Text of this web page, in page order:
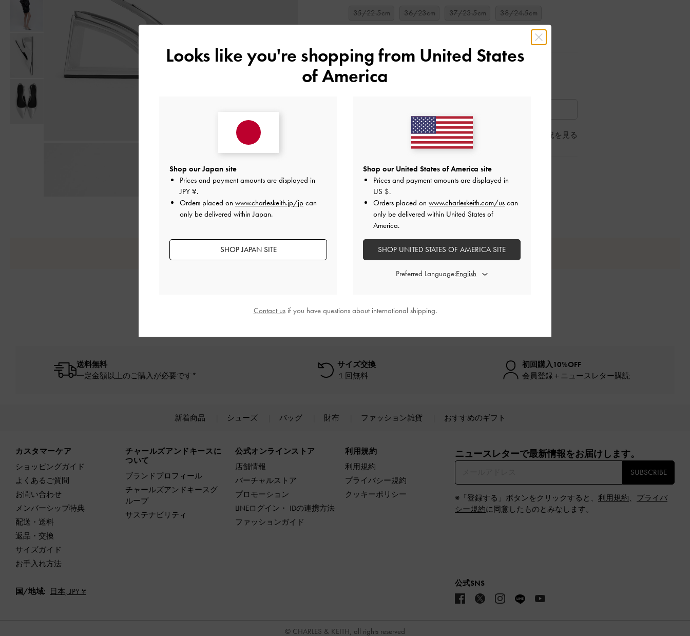
35/22.5cm 36/23cm 37/23.5cm
38/24.5cm
このアイテムを見ている人におすすめ
店舗の在庫状況を見る
ウィッシュリストに追加 店舗の在庫状況を見る
商品詳細 / お手入れ方法
特典
配送 & 返品
レビューは購入した方のみ投稿ができます。
送料無料
一定金額以上のご購入が必要です*
サイズ交換
１回無料
初回購入10%OFF
会員登録＋ニュースレター購読
新着商品 シューズ バッグ 財布 ファッション雑貨 おすすめのギフト
カスタマーケア
ショッピングガイド
よくあるご質問
お問い合わせ
メンバーシップ特典
配送・送料
返品・交換
サイズガイド
お手入れ方法
チャールズアンドキースに
ついて
ブランドプロフィール
チャールズアンドキースグ
ループ
サステナビリティ
公式オンラインストア
店舗情報
バーチャルストア
プロモーション
LINEログイン・ IDの連携方法
ファッションガイド
利用規約
利用規約
プライバシー規約
クッキーポリシー
ニュースレターで最新情報をお届けします。​
SUBSCRIBE
※「登録する」ボタンをクリックすると、 利用規約、 プライバ
シー規約に同意したものとみなします。
国/地域: 日本, JPY ¥
公式SNS
© CHARLES & KEITH, all rights reserved
Looks like you're shopping from United States
of America
Shop our Japan site
Prices and payment amounts are displayed in
JPY ¥.
Orders placed on www.charleskeith.jp/jp can
only be delivered within Japan.
SHOP JAPAN SITE
Shop our United States of America site
Prices and payment amounts are displayed in
US $.
Orders placed on www.charleskeith.com/us can
only be delivered within United States of
America.
SHOP UNITED STATES OF AMERICA SITE
Preferred Language:
Contact usif you have questions about international shipping.